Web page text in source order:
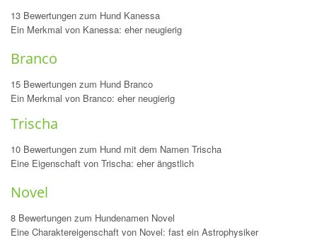
13 Bewertungen zum Hund Kanessa
Ein Merkmal von Kanessa: eher neugierig
Branco
15 Bewertungen zum Hund Branco
Ein Merkmal von Branco: eher neugierig
Trischa
10 Bewertungen zum Hund mit dem Namen Trischa
Eine Eigenschaft von Trischa: eher ängstlich
Novel
8 Bewertungen zum Hundenamen Novel
Eine Charaktereigenschaft von Novel: fast ein Astrophysiker